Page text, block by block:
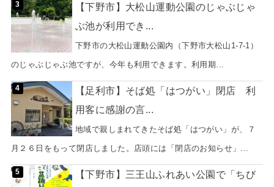
【下野市】大松山運動公園のじゃぶじゃ
ぶ池が利用でき...
下野市の大松山運動公園内（下野市大松山1-7-1）
のじゃぶじゃぶ池ですが、今年も利用できます。利用期...
【足利市】そば処「はつがい」閉店 利
用客に感謝の言...
地域で親しまれてきたそば処「はつがい」が、７
月２６日をもって閉店しました。店頭には「閉店のお知らせ」...
【下野市】三王山ふれあい公園で「ちび